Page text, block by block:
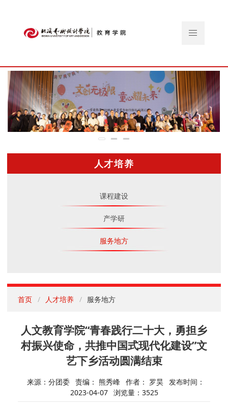
人才培养
课程建设
产学研
服务地方
首页 人才培养 服务地方
人文教育学院“青春践行二十大，勇担乡
村振兴使命，共推中国式现代化建设”文
艺下乡活动圆满结束
来源：分团委 责编： 熊秀峰 作者： 罗昊 发布时间：
2023-04-07
浏览量： 3525